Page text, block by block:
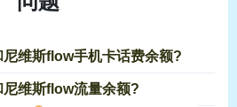
维斯flow手机卡话费余额?
维斯flow流量余额?